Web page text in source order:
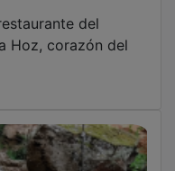
Hoz, corazón del